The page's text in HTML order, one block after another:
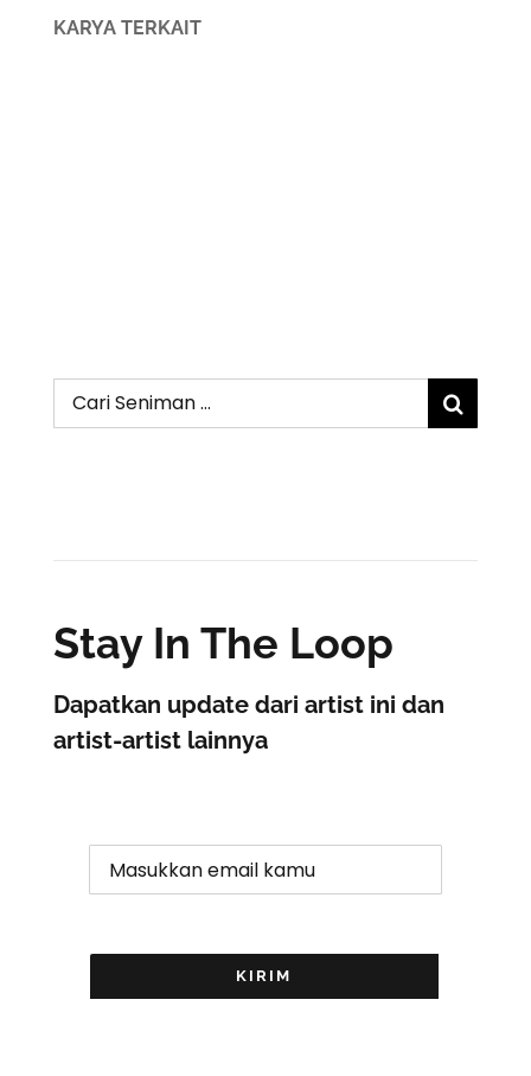
KARYA TERKAIT
Search
for:
Stay In The Loop
Dapatkan update dari artist ini dan
artist-artist lainnya
KIRIM